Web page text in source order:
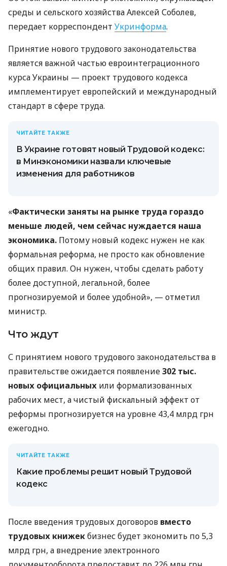
среды и сельского хозяйства Алексей Соболев,
передает корреспондент Укринформа.
Принятие нового трудового законодательства
является важной частью евроинтеграционного
курса Украины — проект трудового кодекса
имплементирует европейский и международный
стандарт в сфере труда.
ЧИТАЙТЕ ТАКЖЕ
В Украине готовят новый Трудовой кодекс:
в Минэкономики назвали ключевые
изменения для работников
«Фактически заняты на рынке труда гораздо
меньше людей, чем сейчас нуждается наша
экономика. Потому новый кодекс нужен не как
формальная реформа, не просто как обновление
общих правил. Он нужен, чтобы сделать работу
более доступной, легальной, более
прогнозируемой и более удобной», — отметил
министр.
Что ждут
С принятием нового трудового законодательства в
правительстве ожидается появление302 тыс.
новых официальных или формализованных
рабочих мест, а чистый фискальный эффект от
реформы прогнозируется на уровне 43,4 млрд грн
ежегодно.
ЧИТАЙТЕ ТАКЖЕ
Какие проблемы решит новый Трудовой
кодекс
После введения трудовых договоров вместо
трудовых книжекбизнес будет экономить по 5,3
млрд грн, а внедрение электронного